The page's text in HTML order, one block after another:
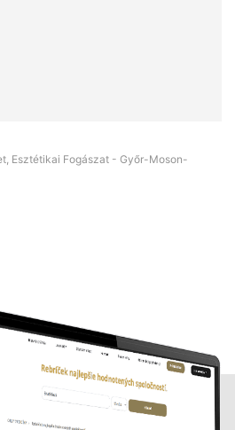
Esztétikai Fogászat - Győr-Moson-